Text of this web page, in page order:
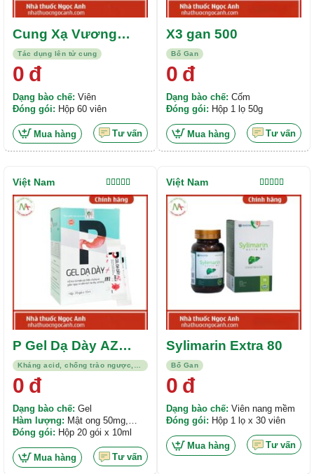
Tác dụng lên tử cung
Cung Xạ Vương
Thanh Hương
0 đ
Dạng bào chế: Viên
Đóng gói: Hộp 60 viên
Mua hàng Tư vấn
Bổ Gan
X3 gan 500
0 đ
Dạng bào chế: Cốm
Đóng gói: Hộp 1 lọ 50g
Mua hàng Tư vấn
Kháng acid, chống trào ngược, viêm loét
P Gel Dạ Dày AZ
Max
Được xếp
hạng5.00
sao
0 đ
Dạng bào chế: Gel
Hàm lượng: Mật ong 50mg,
Aluminum hydroxyd 250mg,
Magnesi hydroxyd 250mg,
Curcumin 10% 20mg,...
Đóng gói: Hộp 20 gói x 10ml
Mua hàng Tư vấn
Việt Nam
Bổ Gan
Sylimarin Extra 80
Được xếp
hạng5.00
0 đ
Dạng bào chế: Viên nang mềm
Đóng gói: Hộp 1 lọ x 30 viên
Mua hàng Tư vấn
Việt Nam